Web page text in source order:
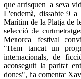
que arrisquen la seva
L'endemà, dissabte 9
Marítim de la Platja de
selecció de
Menorca, festival
"Hem tancat un
internacionals, de
aconseguit la paritat
dones", ha comentat